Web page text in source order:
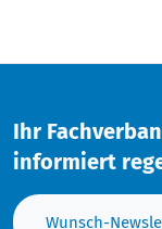
Ihr
informiert
Wunsch-